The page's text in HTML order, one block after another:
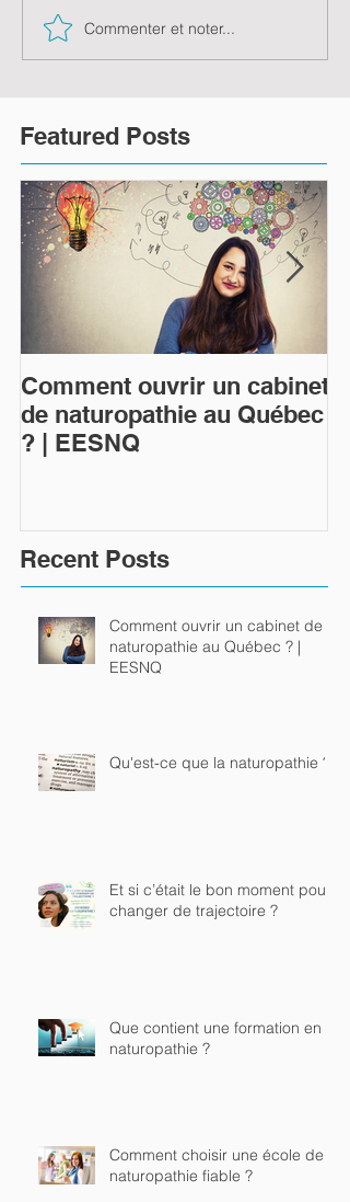
Commenter et noter...
Featured Posts
Comment ouvrir un cabinet
de naturopathie au Québec
? | EESNQ
Recent Posts
Comment ouvrir un cabinet de
naturopathie au Québec ? |
EESNQ
Qu'est-ce que la naturopathie ?
Et si c’était le bon moment pour
changer de trajectoire ?
Que contient une formation en
naturopathie ?
Comment choisir une école de
naturopathie fiable ?